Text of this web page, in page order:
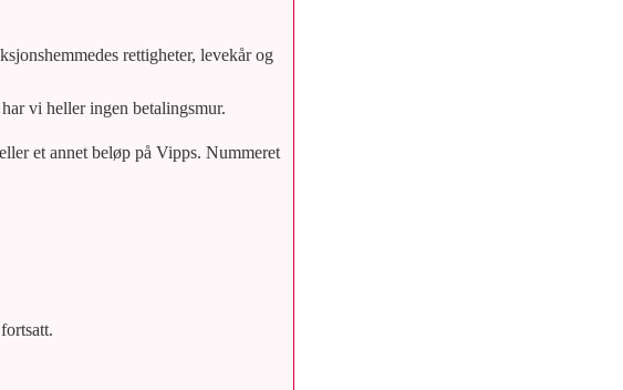
rettigheter, levekår og
vi heller ingen betalingsmur.
et annet beløp på Vipps. Nummeret